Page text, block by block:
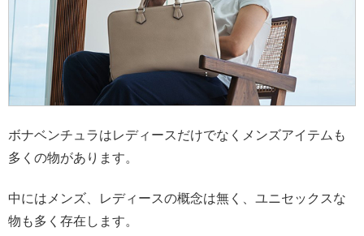
ボナベンチュラはレディースだけでなくメンズアイテムも
多くの物があります。
中にはメンズ、レディースの概念は無く、ユニセックスな
物も多く存在します。